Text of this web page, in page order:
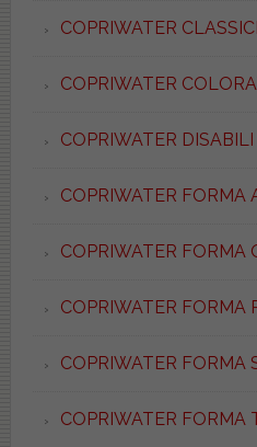
COPRIWATER
COPRIWATER
COPRIWATER DISABILI
COPRIWATER FORMA
COPRIWATER FORMA
COPRIWATER FORMA
COPRIWATER FORMA
COPRIWATER